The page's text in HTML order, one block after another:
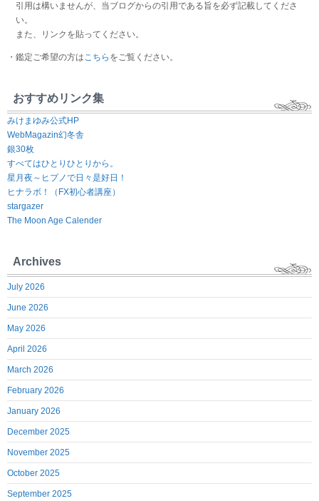
引用は構いませんが、当ブログからの引用である旨を必ず記載してくださ
い。
また、リンクを貼ってください。
・鑑定ご希望の方はこちら をご覧ください。
おすすめリンク集
みけまゆみ公式HP
WebMagazin幻冬舎
銀30枚
すべてはひとりひとりから。
星月夜～ヒプノで日々是好日！
ヒナラボ！（FX初心者講座）
stargazer
The Moon Age Calender
Archives
July 2026
June 2026
May 2026
April 2026
March 2026
February 2026
January 2026
December 2025
November 2025
October 2025
September 2025